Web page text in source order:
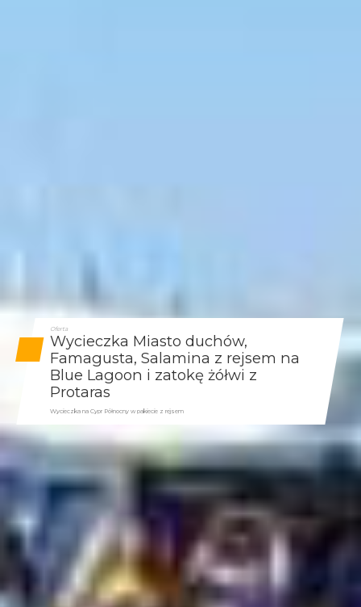
Oferta
Wycieczka Miasto duchów,
Famagusta, Salamina z rejsem na
Blue Lagoon i zatokę żółwi z
Protaras
Wycieczka na Cypr Północny w pakiecie z rejsem